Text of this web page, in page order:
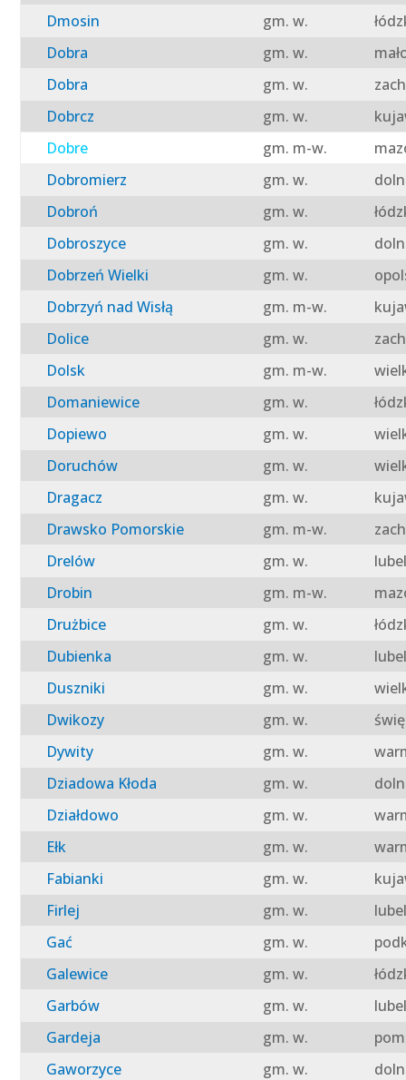
Dmosin
gm. w.
Dobra
gm. w.
Dobra
gm. w.
Dobrcz
gm. w.
Dobre
gm. m-w.
Dobromierz
gm. w.
Dobroń
gm. w.
Dobroszyce
gm. w.
Dobrzeń Wielki
gm. w.
Dobrzyń nad Wisłą
gm. m-w.
Dolice
gm. w.
Dolsk
gm. m-w.
Domaniewice
gm. w.
Dopiewo
gm. w.
Doruchów
gm. w.
Dragacz
gm. w.
Drawsko Pomorskie
gm. m-w.
Drelów
gm. w.
Drobin
gm. m-w.
Drużbice
gm. w.
Dubienka
gm. w.
Duszniki
gm. w.
Dwikozy
gm. w.
Dywity
gm. w.
Dziadowa Kłoda
gm. w.
Działdowo
gm. w.
Ełk
gm. w.
Fabianki
gm. w.
Firlej
gm. w.
Gać
gm. w.
Galewice
gm. w.
Garbów
gm. w.
Gardeja
gm. w.
Gaworzyce
gm. w.